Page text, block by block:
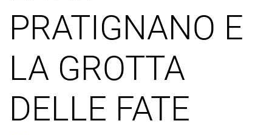
PRATIGNANO E
LA GROTTA
DELLE FATE